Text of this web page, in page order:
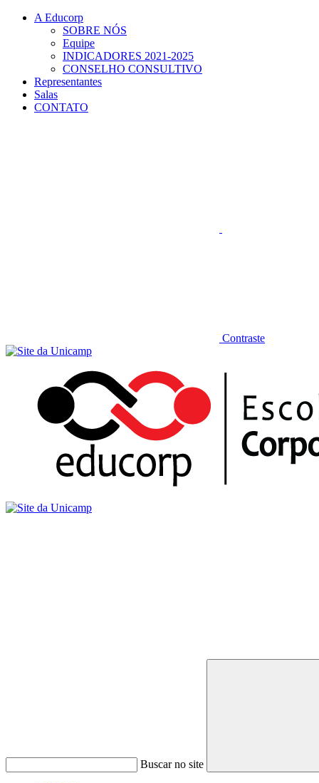
Conteúdo principal
A Educorp
SOBRE NÓS
Equipe
INDICADORES 2021-2025
CONSELHO CONSULTIVO
Representantes
Salas
CONTATO
Contraste
Buscar no site